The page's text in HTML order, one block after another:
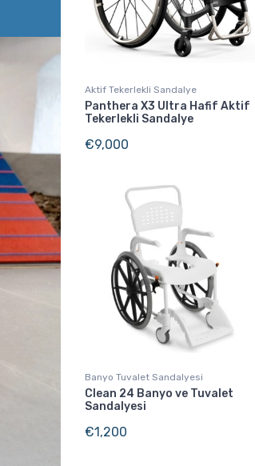
Aktif Tekerlekli Sandalye
Panthera X3 Ultra Hafif Aktif
Tekerlekli Sandalye
€9,000
Banyo Tuvalet Sandalyesi
Clean 24 Banyo ve Tuvalet
Sandalyesi
€1,200